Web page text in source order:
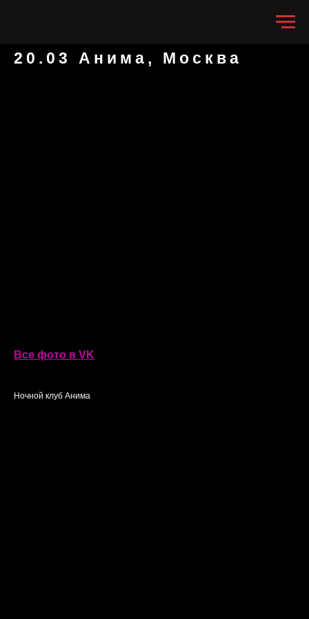
20.03 Анима, Москва
Все фото в VK
Ночной клуб Анима